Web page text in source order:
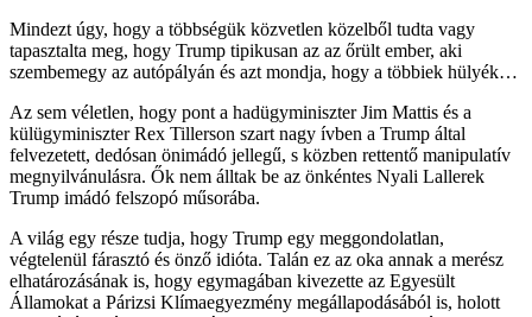
Mindezt úgy, hogy a többségük közvetlen közelből tudta vagy
tapasztalta meg, hogy Trump tipikusan az az őrült ember, aki
szembemegy az autópályán és azt mondja, hogy a többiek hülyék…
Az sem véletlen, hogy pont a hadügyminiszter Jim Mattis és a
külügyminiszter Rex Tillerson szart nagy ívben a Trump által
felvezetett, dedósan önimádó jellegű, s közben rettentő manipulatív
megnyilvánulásra. Ők nem álltak be az önkéntes Nyali Lallerek
Trump imádó felszopó műsorába.
A világ egy része tudja, hogy Trump egy meggondolatlan,
végtelenül fárasztó és önző idióta. Talán ez az oka annak a merész
elhatározásának is, hogy egymagában kivezette az Egyesült
Államokat a Párizsi Klímaegyezmény megállapodásából is, holott